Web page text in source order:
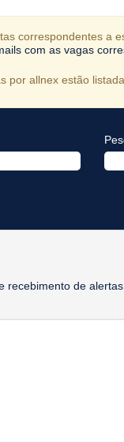
correspondentes a
com as vagas
por allnex estão
recebimento de